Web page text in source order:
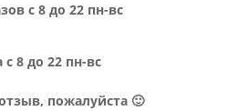
с 8 до 22 пн-вс
с 8 до 22 пн-вс
пожалуйста 🙂